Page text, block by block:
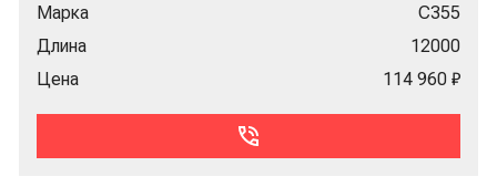
Марка
С355
Длина
12000
Цена
114 960 ₽